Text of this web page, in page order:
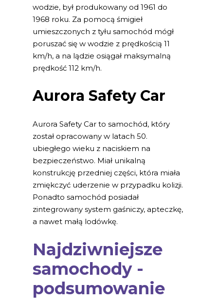
wodzie, był produkowany od 1961 do
1968 roku. Za pomocą śmigieł
umieszczonych z tyłu samochód mógł
poruszać się w wodzie z prędkością 11
km/h, a na lądzie osiągał maksymalną
prędkość 112 km/h.
Aurora Safety Car
Aurora Safety Car to samochód, który
został opracowany w latach 50.
ubiegłego wieku z naciskiem na
bezpieczeństwo. Miał unikalną
konstrukcję przedniej części, która miała
zmiękczyć uderzenie w przypadku kolizji.
Ponadto samochód posiadał
zintegrowany system gaśniczy, apteczkę,
a nawet małą lodówkę.
Najdziwniejsze
samochody -
podsumowanie